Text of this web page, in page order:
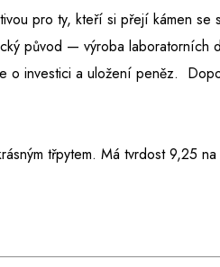
pro ty, kteří si přejí kámen
původ — výroba
o investici a uložení peněz.
třpytem. Má tvrdost 9,25